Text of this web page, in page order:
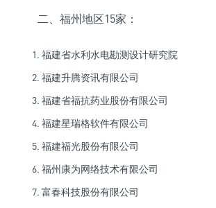
二、福州地区15家：
福建省水利水电勘测设计研究院
福建升腾资讯有限公司
福建省福抗药业股份有限公司
福建星瑞格软件有限公司
福建福光股份有限公司
福州康为网络技术有限公司
富春科技股份有限公司